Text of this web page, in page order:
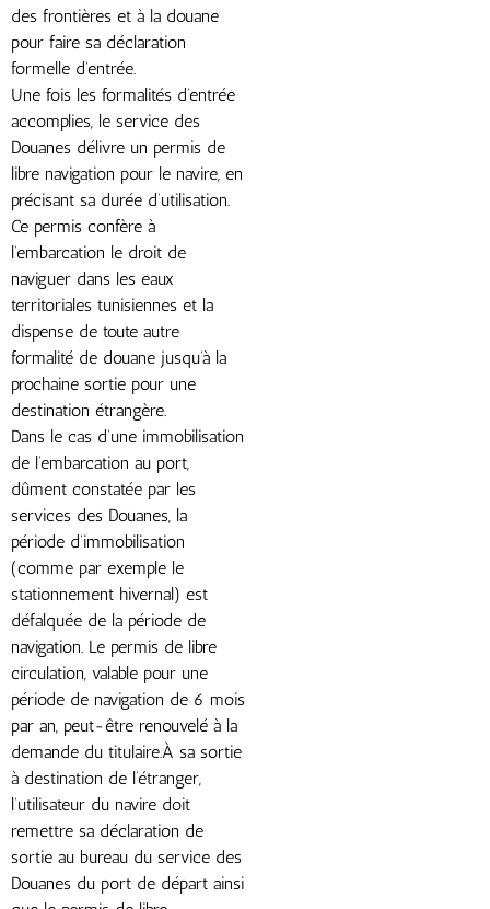
des frontières et à la douane
pour faire sa déclaration
formelle d’entrée.
Une fois les formalités d’entrée
accomplies, le service des
Douanes délivre un permis de
libre navigation pour le navire, en
précisant sa durée d’utilisation.
Ce permis confère à
l’embarcation le droit de
naviguer dans les eaux
territoriales tunisiennes et la
dispense de toute autre
formalité de douane jusqu’à la
prochaine sortie pour une
destination étrangère.
Dans le cas d’une immobilisation
de l’embarcation au port,
dûment constatée par les
services des Douanes, la
période d’immobilisation
(comme par exemple le
stationnement hivernal) est
défalquée de la période de
navigation. Le permis de libre
circulation, valable pour une
période de navigation de 6 mois
par an, peut-être renouvelé à la
demande du titulaire.À sa sortie
à destination de l’étranger,
l’utilisateur du navire doit
remettre sa déclaration de
sortie au bureau du service des
Douanes du port de départ ainsi